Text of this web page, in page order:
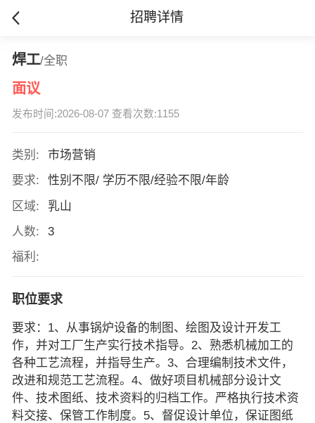
招聘详情
焊工/全职
面议
发布时间:2026-08-07 查看次数:1155
类别:
市场营销
要求:
性别不限/ 学历不限/经验不限/年龄
区域:
乳山
人数:
3
福利:
职位要求
要求：1、从事锅炉设备的制图、绘图及设计开发工
作，并对工厂生产实行技术指导。2、熟悉机械加工的
各种工艺流程，并指导生产。3、合理编制技术文件，
改进和规范工艺流程。4、做好项目机械部分设计文
件、技术图纸、技术资料的归档工作。严格执行技术资
料交接、保管工作制度。5、督促设计单位，保证图纸